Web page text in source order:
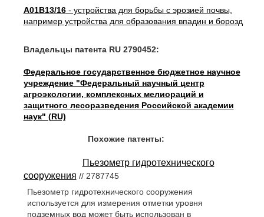
A01B13/16- устройства для борьбы с эрозией почвы,
например устройства для образования впадин и борозд
Владельцы патента RU 2790452:
Федеральное государственное бюджетное научное
учреждение "Федеральный научный центр
агроэкологии, комплексных мелиораций и
защитного лесоразведения Российской академии
наук" (RU)
Похожие патенты:
Пьезометр гидротехнического
сооружения // 2787745
Пьезометр гидротехнического сооружения
используется для измерения отметки уровня
подземных вод может быть использован в